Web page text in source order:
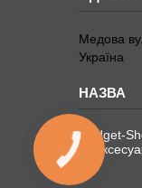
Медова
Україна
Gadget-
та